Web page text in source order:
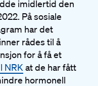
imidlertid den
På sosiale
har det
rådes til å
for å få et
NRK at de har fått
hormonell